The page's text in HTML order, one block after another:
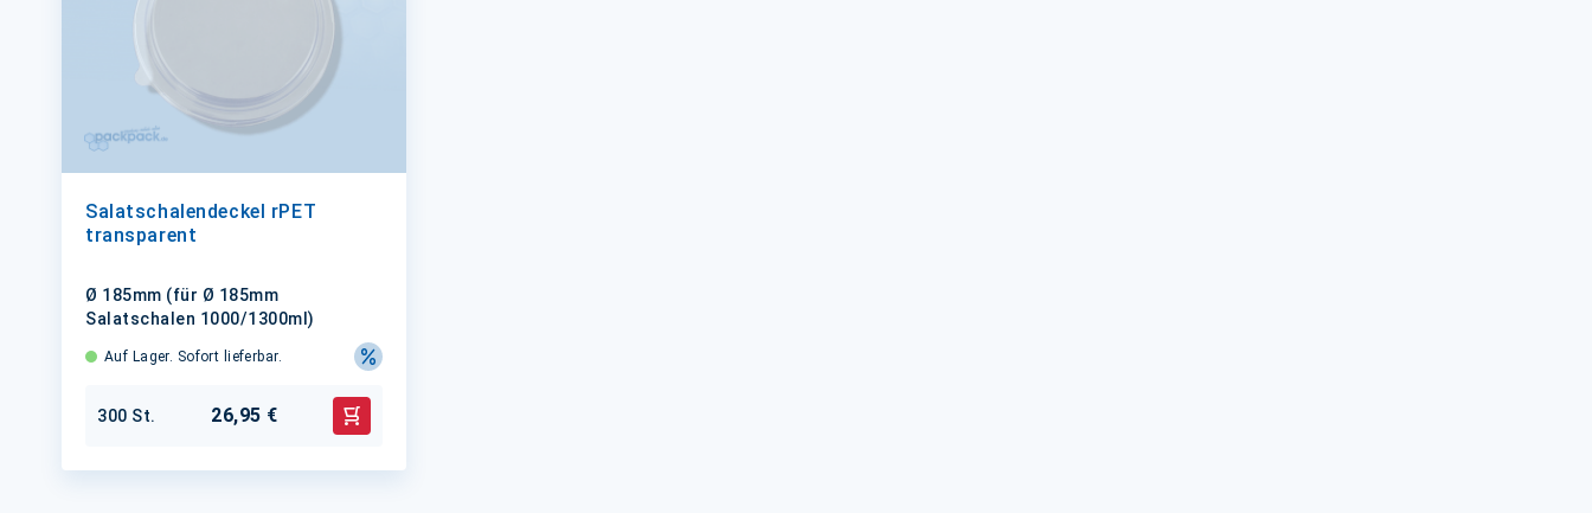
Salatschalendeckel rPET
transparent
Ø 185mm (für Ø 185mm
Salatschalen 1000/1300ml)
Auf Lager. Sofort lieferbar.
300 St. 26,95 € In den Warenkorb